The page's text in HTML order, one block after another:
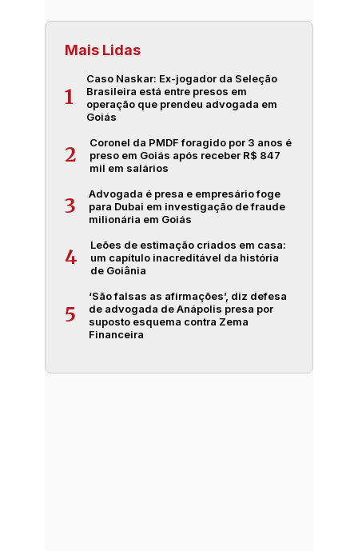
Mais Lidas
1
Caso Naskar: Ex-jogador da Seleção
Brasileira está entre presos em
operação que prendeu advogada em
Goiás
2
Coronel da PMDF foragido por 3 anos é
preso em Goiás após receber R$ 847
mil em salários
3
Advogada é presa e empresário foge
para Dubai em investigação de fraude
milionária em Goiás
4
Leões de estimação criados em casa:
um capítulo inacreditável da história
de Goiânia
5
‘São falsas as afirmações’, diz defesa
de advogada de Anápolis presa por
suposto esquema contra Zema
Financeira